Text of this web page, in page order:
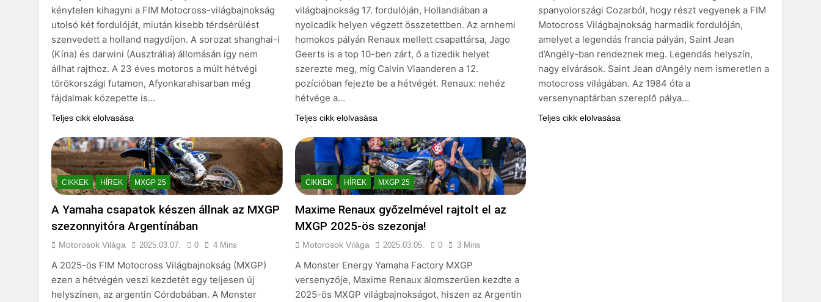
kénytelen kihagyni a FIM Motocross-világbajnokság
utolsó két fordulóját, miután kisebb térdsérülést
szenvedett a holland nagydíjon. A sorozat shanghai-i
(Kína) és darwini (Ausztrália) állomásán így nem
állhat rajthoz. A 23 éves motoros a múlt hétvégi
törökországi futamon, Afyonkarahisarban még
fájdalmak közepette is…
Teljes cikk elolvasása
világbajnokság 17. fordulóján, Hollandiában a
nyolcadik helyen végzett összetettben. Az arnhemi
homokos pályán Renaux mellett csapattársa, Jago
Geerts is a top 10-ben zárt, ő a tizedik helyet
szerezte meg, míg Calvin Vlaanderen a 12.
pozícióban fejezte be a hétvégét. Renaux: nehéz
hétvége a…
Teljes cikk elolvasása
spanyolországi Cozarból, hogy részt vegyenek a FIM
Motocross Világbajnokság harmadik fordulóján,
amelyet a legendás francia pályán, Saint Jean
d’Angély-ban rendeznek meg. Legendás helyszín,
nagy elvárások. Saint Jean d’Angély nem ismeretlen a
motocross világában. Az 1984 óta a
versenynaptárban szereplő pálya…
Teljes cikk elolvasása
CIKKEK HÍREK MXGP 25
A Yamaha csapatok készen állnak az MXGP
szezonnyitóra Argentínában
Motorosok Világa 2025.03.07. 0 4 Mins
A 2025-ös FIM Motocross Világbajnokság (MXGP)
ezen a hétvégén veszi kezdetét egy teljesen új
helyszínen, az argentin Córdobában. A Monster
CIKKEK HÍREK MXGP 25
Maxime Renaux győzelmével rajtolt el az
MXGP 2025-ös szezonja!
Motorosok Világa 2025.03.05. 0 3 Mins
A Monster Energy Yamaha Factory MXGP
versenyzője, Maxime Renaux álomszerűen kezdte a
2025-ös MXGP világbajnokságot, hiszen az Argentin